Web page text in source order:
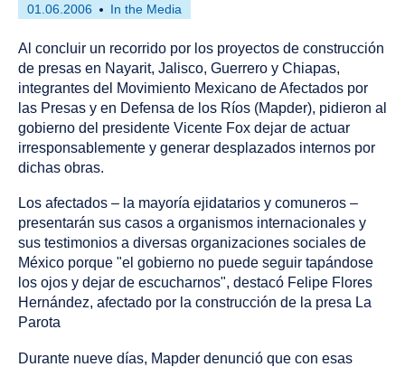
First
on
01.06.2006
This
has
been
tagged
as
an
In the Media
Al concluir un recorrido por los proyectos de construcción
de presas en Nayarit, Jalisco, Guerrero y Chiapas,
integrantes del Movimiento Mexicano de Afectados por
las Presas y en Defensa de los Ríos (Mapder), pidieron al
gobierno del presidente Vicente Fox dejar de actuar
irresponsablemente y generar desplazados internos por
dichas obras.
Los afectados – la mayoría ejidatarios y comuneros –
presentarán sus casos a organismos internacionales y
sus testimonios a diversas organizaciones sociales de
México porque "el gobierno no puede seguir tapándose
los ojos y dejar de escucharnos", destacó Felipe Flores
Hernández, afectado por la construcción de la presa La
Parota
Durante nueve días, Mapder denunció que con esas